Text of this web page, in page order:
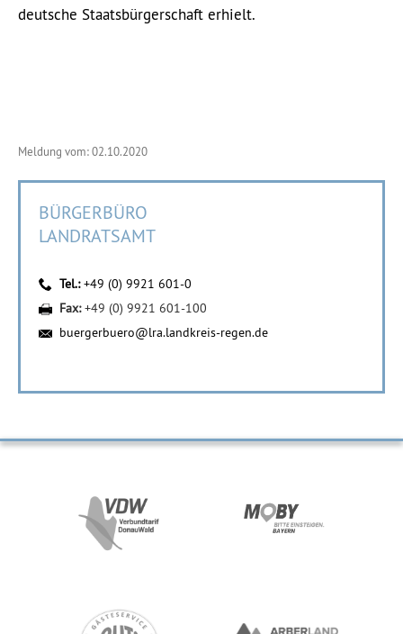
deutsche Staatsbürgerschaft erhielt.
Meldung vom: 02.10.2020
BÜRGERBÜRO
LANDRATSAMT
Tel.:+49 (0) 9921 601-0
Fax:+49 (0) 9921 601-100
buergerbuero@lra.landkreis-regen.de